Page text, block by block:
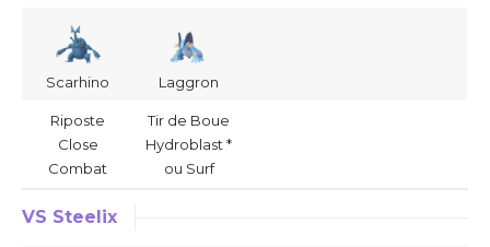
Scarhino Laggron
Riposte
Close
Combat
Tir de Boue
Hydroblast *
ou Surf
VS Steelix